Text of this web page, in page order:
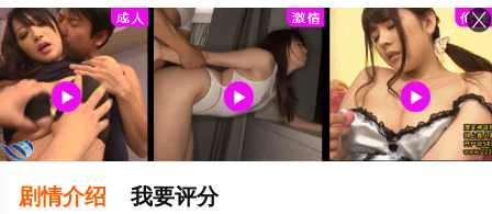
剧情介绍 我要评分